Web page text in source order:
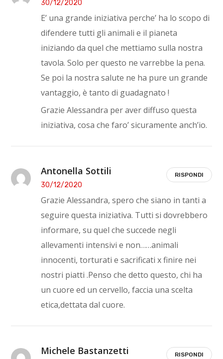
30/12/2020
E’ una grande iniziativa perche’ ha lo scopo di
difendere tutti gli animali e il pianeta
iniziando da quel che mettiamo sulla nostra
tavola. Solo per questo ne varrebbe la pena.
Se poi la nostra salute ne ha pure un grande
vantaggio, è tanto di guadagnato !
Grazie Alessandra per aver diffuso questa
iniziativa, cosa che faro’ sicuramente anch’io.
Antonella Sottili
30/12/2020
Grazie Alessandra, spero che siano in tanti a
seguire questa iniziativa. Tutti si dovrebbero
informare, su quel che succede negli
allevamenti intensivi e non……animali
innocenti, torturati e sacrificati x finire nei
nostri piatti .Penso che detto questo, chi ha
un cuore ed un cervello, faccia una scelta
etica,dettata dal cuore.
RISPONDI
Michele Bastanzetti RISPONDI